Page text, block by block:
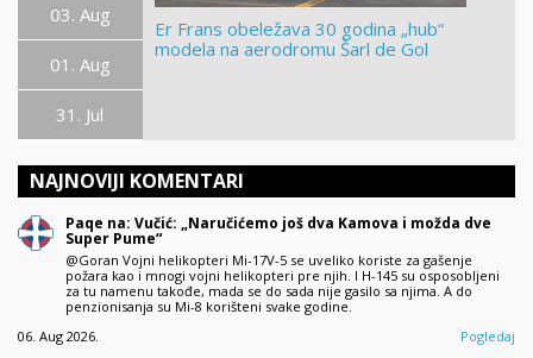
03. Aug
01. Aug
31. Jul
Er Frans obeležava 30 godina „hub“
modela na aerodromu Šarl de Gol
NAJNOVIJI KOMENTARI
Paqe na: Vučić: „Naručićemo još dva Kamova i možda dve
Super Pume“
@Goran Vojni helikopteri Mi-17V-5 se uveliko koriste za gašenje
požara kao i mnogi vojni helikopteri pre njih. I H-145 su osposobljeni
za tu namenu takođe, mada se do sada nije gasilo sa njima. A do
penzionisanja su Mi-8 korišteni svake godine.
06. Aug 2026.
Pogledaj